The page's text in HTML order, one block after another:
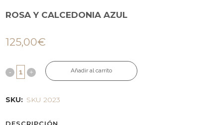
ROSA Y CALCEDONIA AZUL
125,00€
Añadir al carrito
SKU: SKU 2023
DESCRIPCIÓN